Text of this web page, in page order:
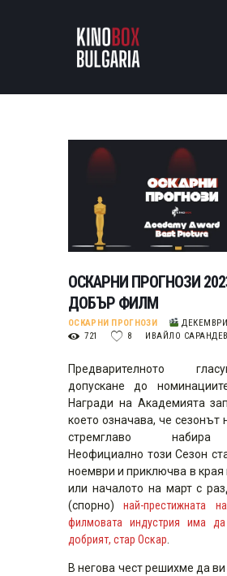
KINOBOX
АНАЛИЗИ
БАХТИ НАГРАДИТЕ
ИНТЕРВЮТА
ЗА НАС
ОСКАРНИ ПРОГНОЗИ
ДОБЪР ФИЛМ
ОСКАРНИ ПРОГНОЗИ
ДЕКЕМВРИ
721
8 ИВАЙЛО САРАНДЕВ
Предварителното
допускане до
Награди на Академията
което означава, че сезонът
стремглаво набира
Неофициално този Сезон
ноември и приключва в края
или началото на март с
(спорно)най-престижната
филмовата индустрия има
добрият, стар Оскар.
В негова чест решихме да